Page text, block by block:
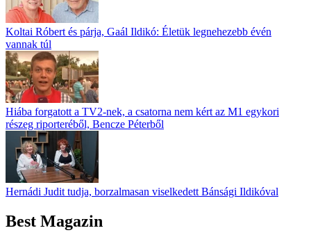
Koltai Róbert és párja, Gaál Ildikó: Életük legnehezebb évén
vannak túl
Hiába forgatott a TV2-nek, a csatorna nem kért az M1 egykori
részeg riporteréből, Bencze Péterből
Hernádi Judit tudja, borzalmasan viselkedett Bánsági Ildikóval
Best Magazin